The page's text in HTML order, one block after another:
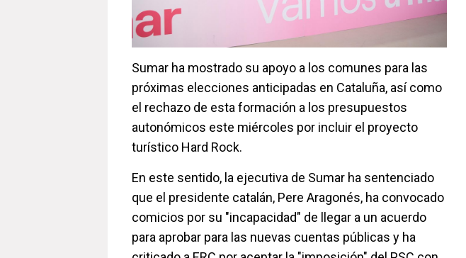
Sumar ha mostrado su apoyo a los comunes para las
próximas elecciones anticipadas en Cataluña, así como
el rechazo de esta formación a los presupuestos
autonómicos este miércoles por incluir el proyecto
turístico Hard Rock.
En este sentido, la ejecutiva de Sumar ha sentenciado
que el presidente catalán, Pere Aragonés, ha convocado
comicios por su "incapacidad" de llegar a un acuerdo
para aprobar para las nuevas cuentas públicas y ha